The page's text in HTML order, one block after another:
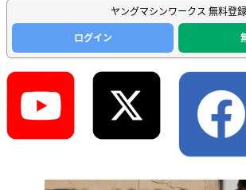
ヤングマシンワークス 無料登録
ログイン